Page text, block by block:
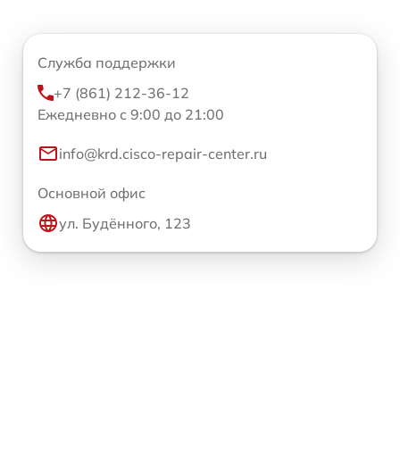
Служба поддержки
+7 (861) 212-36-12
Ежедневно с 9:00 до 21:00
info@krd.cisco-repair-center.ru
Основной офис
ул. Будённого, 123